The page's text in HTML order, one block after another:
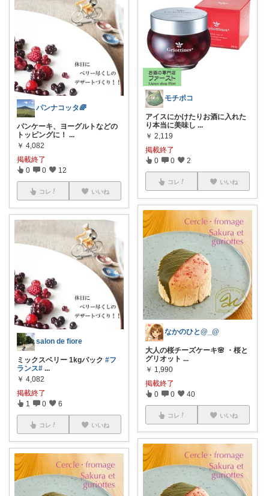
パンナコッタ🌈
パンケーキ、ヨーグルトなどの
トッピングに！ ...
￥ 4,082
掲載終了
0 0 12
コレ いいね
salon de fiore
ミックスベリー 1kgパック #フ
ランス# ...
￥ 4,082
掲載終了
1 0 6
コレ いいね
モチポコ
アイスにかけたりお酒に入れた
り本当に美味し ...
￥ 2,119
掲載終了
0 0 2
コレ いいね
なかのひと@_@
大人の桜チーズケーキ🌸 ・桜と
グリオット ...
￥ 1,990
掲載終了
0 0 40
コレ いいね